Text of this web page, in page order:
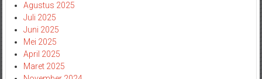
Agustus 2025
Juli 2025
Juni 2025
Mei 2025
April 2025
Maret 2025